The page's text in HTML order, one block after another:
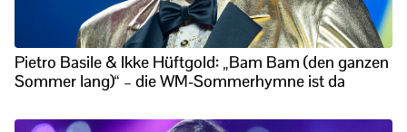
Pietro Basile & Ikke Hüftgold: „Bam Bam (den ganzen
Sommer lang)“ – die WM-Sommerhymne ist da